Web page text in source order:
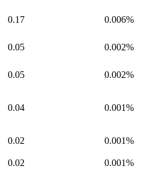
0.17 0.006%
0.05 0.002%
0.05 0.002%
0.04 0.001%
0.02 0.001%
0.02 0.001%